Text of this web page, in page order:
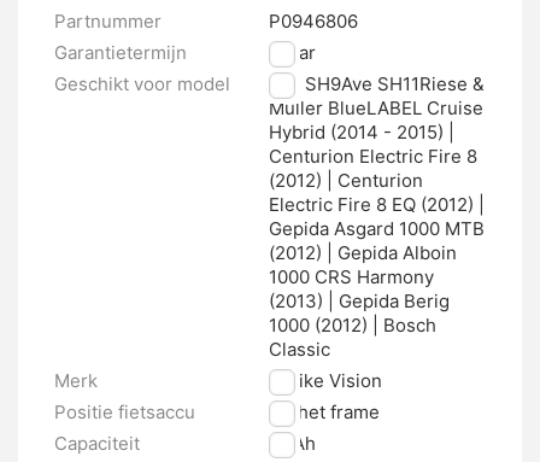
Partnummer
P0946806
Garantietermijn
2 jaar
Geschikt voor model
Ave SH9Ave SH11Riese &
Müller BlueLABEL Cruise
Hybrid (2014 - 2015) |
Centurion Electric Fire 8
(2012) | Centurion
Electric Fire 8 EQ (2012) |
Gepida Asgard 1000 MTB
(2012) | Gepida Alboin
1000 CRS Harmony
(2013) | Gepida Berig
1000 (2012) | Bosch
Classic
Merk
E-bike Vision
Positie fietsaccu
Op het frame
Capaciteit
17 Ah